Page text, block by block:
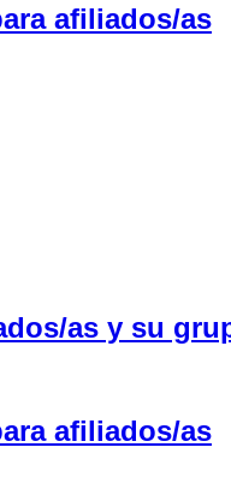
afiliados/as
as y su
afiliados/as